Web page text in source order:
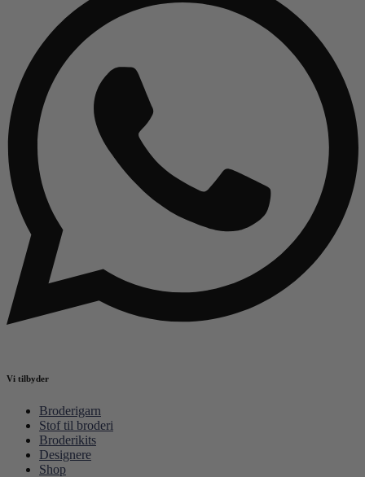
Vi tilbyder
Broderigarn
Stof til broderi
Broderikits
Designere
Shop